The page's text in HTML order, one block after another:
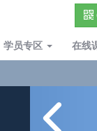
学员专区 在线